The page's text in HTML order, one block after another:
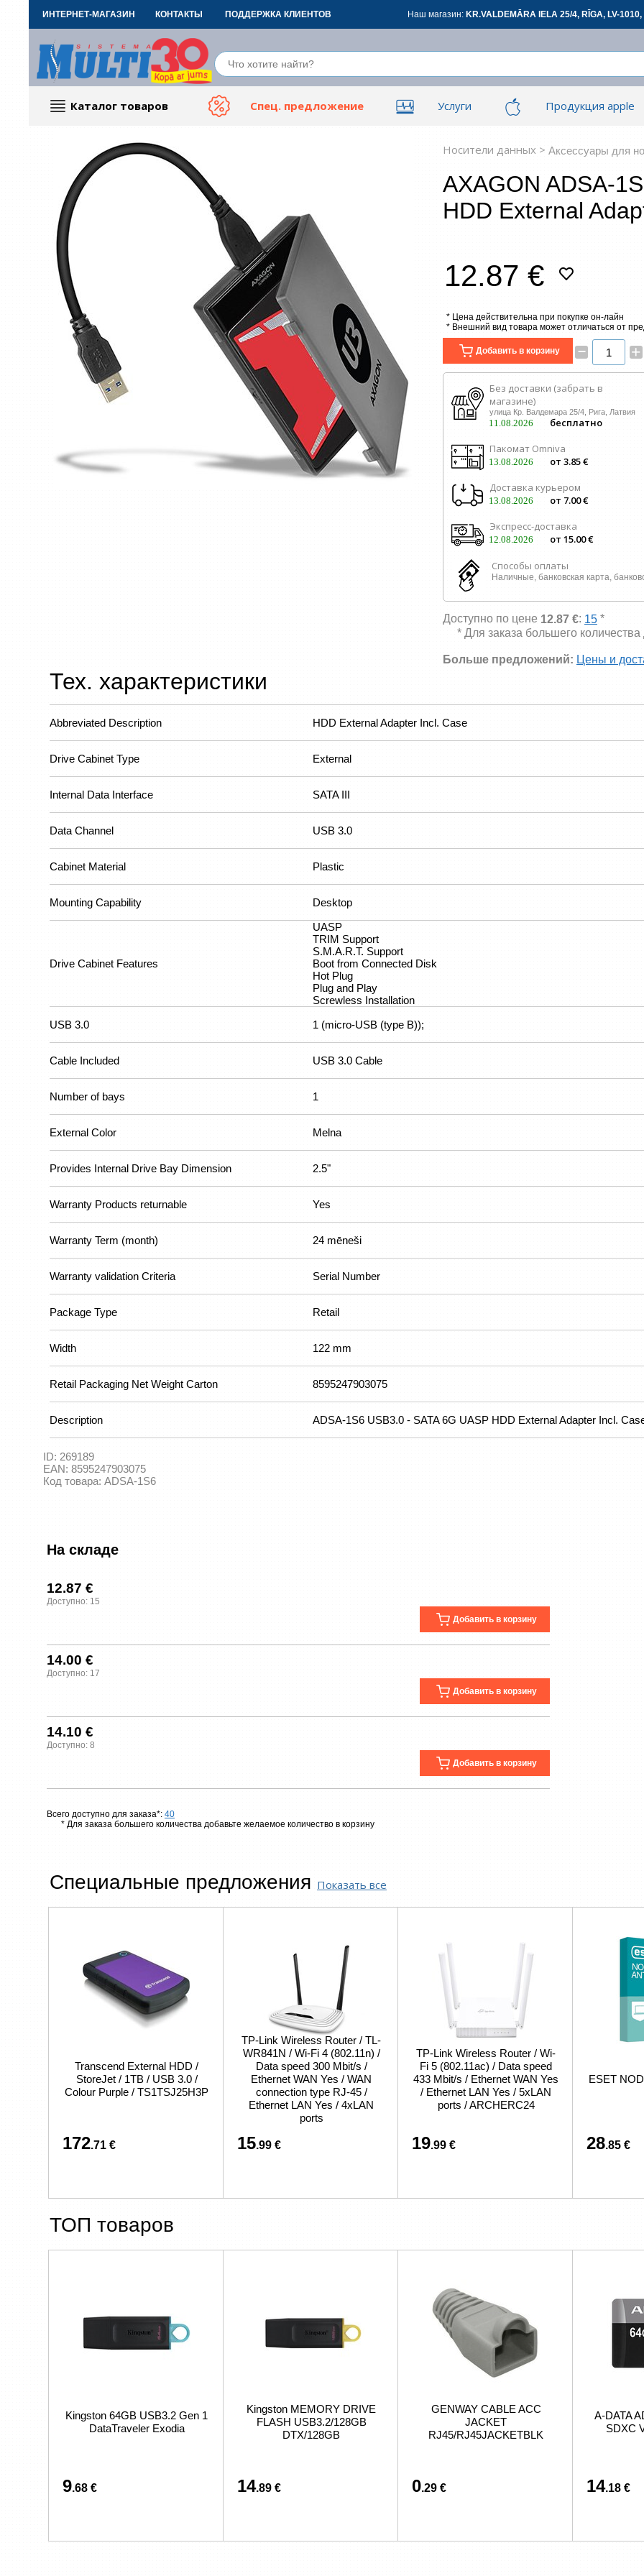
ИНТЕРНЕТ-МАГАЗИН КОНТАКТЫ ПОДДЕРЖКА КЛИЕНТОВ Наш магазин: KR.VALDEMĀRA IELA 25/4, RĪGA, LV-
Каталог товаров Спец. предложение Услуги Продукция apple
Компьютерные аксессуары Сетевые товары
ТВ, Фото и электроника Renewd техника, Outlet
Носители данных > Аксессуары для
AXAGON ADSA-
HDD External
12.87 €
* Цена действительна при покупке он-лайн
* Внешний вид товара может отличаться от
Добавить в корзину – +
Без доставки (забрать в
магазине)
улица Кр. Валдемара 25/4, Рига, Латвия
11.08.2026
бесплатно
Пакомат Omniva
13.08.2026
от 3.85 €
Доставка курьером
13.08.2026
от 7.00 €
Экспресс-доставка
12.08.2026 от 15.00 €
Способы оплаты
Наличные, банковская карта,
Доступно по цене 12.87 €: 15 *
* Для заказа большего
Больше предложений: Цены и
Тех. характеристики
Abbreviated Description HDD External Adapter Incl. Case
Drive Cabinet Type External
Internal Data Interface SATA III
Data Channel USB 3.0
Cabinet Material Plastic
Mounting Capability Desktop
Drive Cabinet Features
UASP
TRIM Support
S.M.A.R.T. Support
Boot from Connected Disk
Hot Plug
Plug and Play
Screwless Installation
USB 3.0
1 (micro-USB (type B));
Cable Included USB 3.0 Cable
Number of bays 1
External Color Melna
Provides Internal Drive Bay Dimension 2.5"
Warranty Products returnable Yes
Warranty Term (month) 24 mēneši
Warranty validation Criteria Serial Number
Package Type Retail
Width 122 mm
Retail Packaging Net Weight Carton 8595247903075
Description ADSA-1S6 USB3.0 - SATA 6G UASP HDD External Adapter Incl.
ID: 269189
EAN: 8595247903075
Код товара: ADSA-1S6
На складе
12.87 €
Доступно: 15
Добавить в корзину
14.00 €
Доступно: 17
Добавить в корзину
14.10 €
Доступно: 8
Добавить в корзину
Всего доступно для заказа*: 40
* Для заказа большего количества добавьте желаемое количество в корзину
Специальные предложения Показать все
Transcend External HDD /
StoreJet / 1TB / USB 3.0 /
Colour Purple / TS1TSJ25H3P
172.71 €
TP-Link Wireless Router / TL-
WR841N / Wi-Fi 4 (802.11n) /
Data speed 300 Mbit/s /
Ethernet WAN Yes / WAN
connection type RJ-45 /
Ethernet LAN Yes / 4xLAN
ports
15.99 €
TP-Link Wireless Router / Wi-
Fi 5 (802.11ac) / Data speed
433 Mbit/s / Ethernet WAN Yes
/ Ethernet LAN Yes / 5xLAN
ports / ARCHERC24
19.99 €
ESET
28.85 €
ТОП товаров
Kingston 64GB USB3.2 Gen 1
DataTraveler Exodia
9.68 €
Kingston MEMORY DRIVE
FLASH USB3.2/128GB
DTX/128GB
14.89 €
GENWAY CABLE ACC
JACKET
RJ45/RJ45JACKETBLK
0.29 €
A-DATA
SDXC
14.18 €